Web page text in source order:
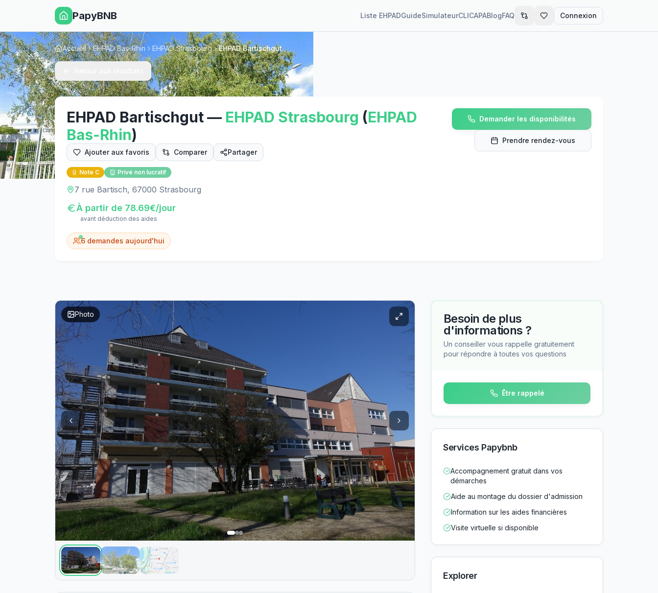
PapyBNB Liste EHPADGuideSimulateurCLICAPABlogFAQ Connexion
Accueil EHPAD Bas-Rhin EHPAD Strasbourg EHPAD Bartischgut
EHPAD Bartischgut— EHPAD Strasbourg (EHPAD
Bas-Rhin)
Ajouter aux favoris Comparer Partager
Note C Privé non lucratif
7 rue Bartisch, 67000 Strasbourg
À partir de 78.69€/jour
avant déduction des aides
6 demandes aujourd'hui
Demander les disponibilités
Prendre rendez-vous
Photo
Besoin de plus
d'informations ?
Un conseiller vous rappelle gratuitement
pour répondre à toutes vos questions
Être rappelé
Services Papybnb
Accompagnement gratuit dans vos
démarches
Aide au montage du dossier d'admission
Information sur les aides financières
Visite virtuelle si disponible
Explorer